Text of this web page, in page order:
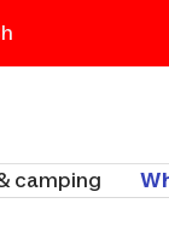
camping